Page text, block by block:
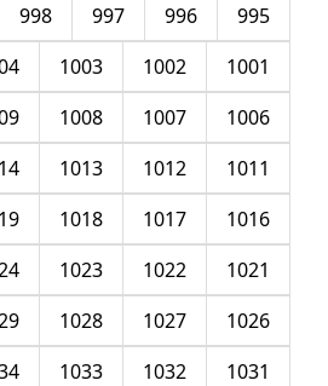
995
996
997
998
1001
1002
1003
1006
1007
1008
1011
1012
1013
1016
1017
1018
1021
1022
1023
1026
1027
1028
1031
1032
1033